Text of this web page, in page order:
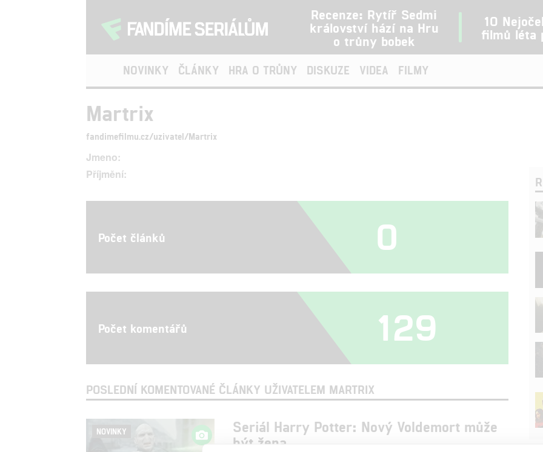
Recenze: Rytíř Sedmi
království hází na Hru
o trůny bobek
10
filmů léta
NOVINKY ČLÁNKY HRA O TRŮNY DISKUZE VIDEA FILMY
Martrix
fandimefilmu.cz/uzivatel/Martrix
Jmeno:
Příjmění:
Počet článků 0
Počet komentářů 129
POSLEDNÍ KOMENTOVANÉ ČLÁNKY UŽIVATELEM MARTRIX
NOVINKY
Seriál Harry Potter: Nový Voldemort může
být žena